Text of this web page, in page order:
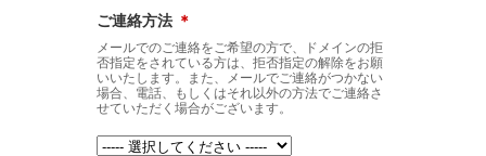
ご連絡方法 ＊
メールでのご連絡をご希望の方で、ドメインの拒
否指定をされている方は、拒否指定の解除をお願
いいたします。また、メールでご連絡がつかない
場合、電話、もしくはそれ以外の方法でご連絡さ
せていただく場合がございます。